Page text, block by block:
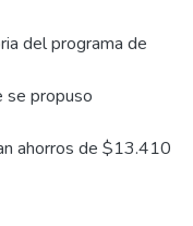
del programa de
se propuso
ahorros de $13.410